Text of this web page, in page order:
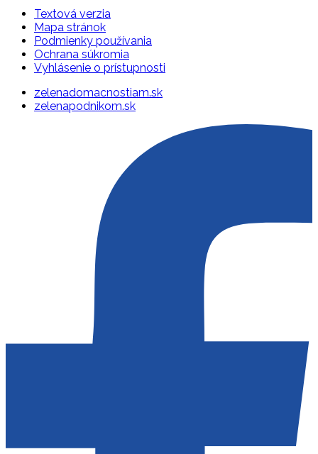
Textová verzia
Mapa stránok
Podmienky používania
Ochrana súkromia
Vyhlásenie o prístupnosti
zelenadomacnostiam.sk
zelenapodnikom.sk